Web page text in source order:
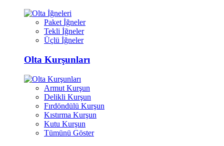
Paket İğneler
Tekli İğneler
Üçlü İğneler
Olta Kurşunları
Armut Kurşun
Delikli Kurşun
Fırdöndülü Kurşun
Kıstırma Kurşun
Kutu Kurşun
Tümünü Göster